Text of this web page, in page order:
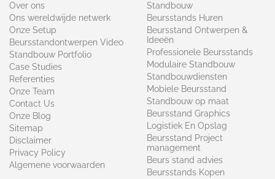
Over ons
Ons wereldwijde netwerk
Onze Setup
Beursstandontwerpen Video
Standbouw Portfolio
Case Studies
Referenties
Onze Team
Contact Us
Onze Blog
Sitemap
Disclaimer
Privacy Policy
Algemene voorwaarden
Standbouw
Beursstands Huren
Beursstand Ontwerpen &
Ideeën
Professionele Beursstands
Modulaire Standbouw
Standbouwdiensten
Mobiele Beursstand
Standbouw op maat​
Beursstand Graphics
Logistiek En Opslag
Beursstand Project
management
Beurs stand advies
Beursstands Kopen